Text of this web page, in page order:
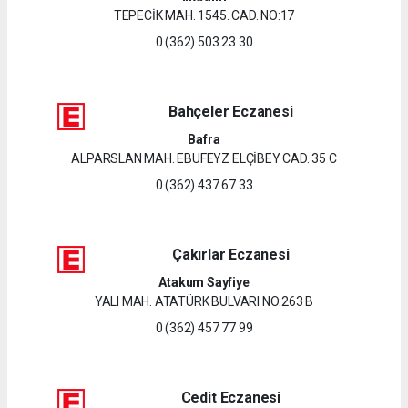
TEPECİK MAH. 1545. CAD. NO:17
0 (362) 503 23 30
Bahçeler Eczanesi
Bafra
ALPARSLAN MAH. EBUFEYZ ELÇİBEY CAD. 35 C
0 (362) 437 67 33
Çakırlar Eczanesi
Atakum Sayfiye
YALI MAH. ATATÜRK BULVARI NO:263 B
0 (362) 457 77 99
Cedit Eczanesi